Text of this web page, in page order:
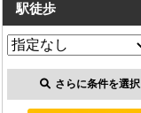
駅徒歩
さらに条件を選択